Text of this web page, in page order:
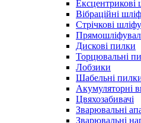
Ексцентрикові
Вібраційні
Стрічкові
Дискові пилки
Торцювальні
Лобзики
Шабельні
Акумуляторні
Цвяхозабивачі
Зварювальні
Зварювальні